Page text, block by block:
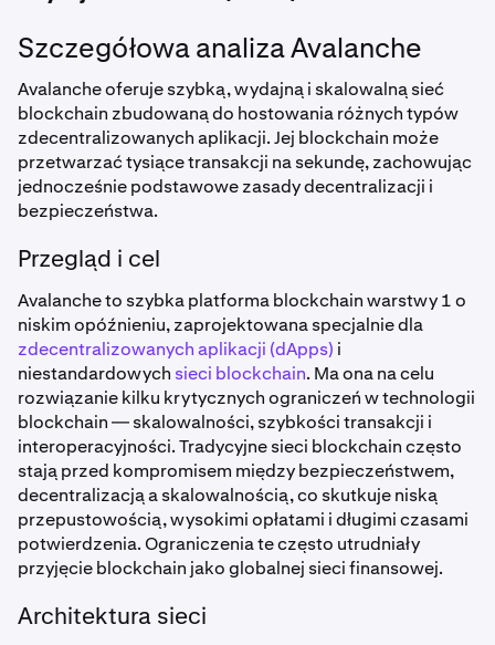
Szczegółowa analiza Avalanche
Avalanche oferuje szybką, wydajną i skalowalną sieć
blockchain zbudowaną do hostowania różnych typów
zdecentralizowanych aplikacji. Jej blockchain może
przetwarzać tysiące transakcji na sekundę, zachowując
jednocześnie podstawowe zasady decentralizacji i
bezpieczeństwa.
Przegląd i cel
Avalanche to szybka platforma blockchain warstwy 1 o
niskim opóźnieniu, zaprojektowana specjalnie dla
zdecentralizowanych aplikacji (dApps) i
niestandardowych sieci blockchain. Ma ona na celu
rozwiązanie kilku krytycznych ograniczeń w technologii
blockchain — skalowalności, szybkości transakcji i
interoperacyjności. Tradycyjne sieci blockchain często
stają przed kompromisem między bezpieczeństwem,
decentralizacją a skalowalnością, co skutkuje niską
przepustowością, wysokimi opłatami i długimi czasami
potwierdzenia. Ograniczenia te często utrudniały
przyjęcie blockchain jako globalnej sieci finansowej.
Architektura sieci